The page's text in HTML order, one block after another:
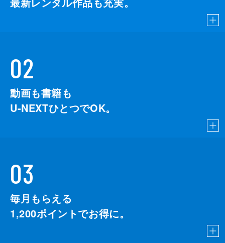
02
動画も書籍も
U-NEXTひとつでOK。
03
毎月もらえる
1,200ポイントでお得に。